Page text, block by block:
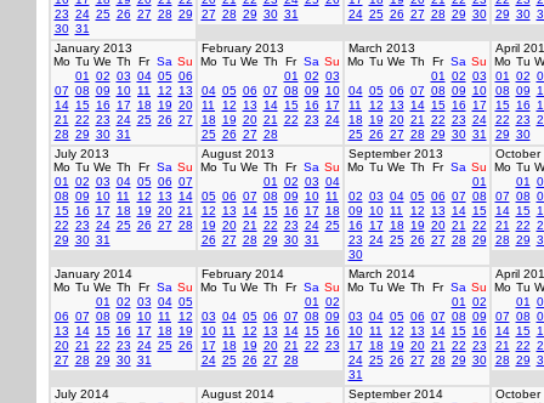
23 24 25 26 27 28 29
30 31
27 28 29 30 31
24 25 26 27 28 29 30
29 30
January 2013
Mo Tu We Th Fr Sa Su
01
02 03 04 05 06
07 08 09 10 11 12
13
14 15 16 17 18 19 20
21
22 23 24 25 26 27
28 29 30 31
February 2013
Mo Tu We Th Fr Sa Su
01
02 03
04 05 06 07 08 09
10
11
12 13 14 15 16
17
18
19 20 21 22 23 24
25 26 27 28
March 2013
Mo Tu We Th Fr Sa Su
01
02 03
04 05 06 07 08 09
10
11
12 13 14 15 16
17
18
19 20 21 22 23 24
25 26 27 28 29 30 31
April
Mo Tu
01
02
08 09
15 16
22 23
29 30
July 2013
Mo Tu We Th Fr Sa Su
01
02 03 04 05 06 07
08 09 10 11 12 13
14
15 16 17 18 19 20 21
22 23 24 25 26 27 28
29 30 31
August 2013
Mo Tu We Th Fr Sa Su
01
02 03 04
05 06 07 08 09 10 11
12
13 14 15 16 17
18
19 20 21 22 23 24 25
26 27 28 29 30 31
September 2013
Mo Tu We Th Fr Sa Su
01
02 03 04 05 06 07 08
09
10 11 12 13 14 15
16
17 18 19 20 21
22
23 24 25 26 27 28 29
30
October
Mo Tu
01
07 08
14 15
21
22
28 29
January 2014
Mo Tu We Th Fr Sa Su
01
02 03 04 05
06 07 08 09 10 11
12
13
14 15 16 17 18
19
20 21 22 23 24 25 26
27 28 29 30 31
February 2014
Mo Tu We Th Fr Sa Su
01
02
03 04 05 06 07 08 09
10 11 12 13 14 15 16
17
18 19 20 21 22 23
24 25 26 27 28
March 2014
Mo Tu We Th Fr Sa Su
01
02
03 04 05 06 07 08 09
10 11 12 13 14 15 16
17
18 19 20 21 22 23
24 25 26 27 28 29 30
31
April
Mo Tu
01
07 08
14 15
21
22
28 29
July 2014
August 2014
September 2014
October